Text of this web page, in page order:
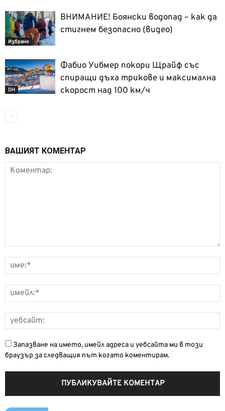
Избрано
ВНИМАНИЕ! Боянски водопад – как да
стигнем безопасно (видео)
DH
Фабио Уибмер покори Щрайф със
спиращи дъха трикове и максимална
скорост над 100 км/ч
ВАШИЯТ КОМЕНТАР
Запазване на името, имейл адреса и уебсайта ми в този
браузър за следващия път когато коментирам.